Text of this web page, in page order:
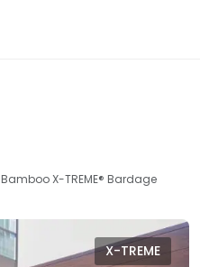
Bamboo X-TREME® Bardage
X-TREME